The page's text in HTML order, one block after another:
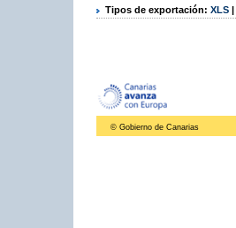
Tipos de exportación: XLS |
© Gobierno de Canarias